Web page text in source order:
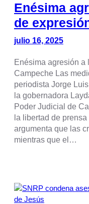
Enésima
de
julio 16, 2025
Enésima agresión a
Campeche Las
periodista Jorge
la gobernadora
Poder Judicial de
la libertad de
argumenta que las
mientras que el…